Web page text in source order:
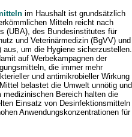
im Haushalt ist grundsätzlich
Mitteln reicht nach
(UBA), des Bundesinstitutes für
und Veterinärmedizin (BgVV) und
um die Hygiene sicherzustellen.
auf Werbekampagnen der
die immer mehr
und antimikrobieller Wirkung
belastet die Umwelt unnötig und
Bereich halten die
Einsatz von Desinfektionsmitteln
Anwendungskonzentrationen für